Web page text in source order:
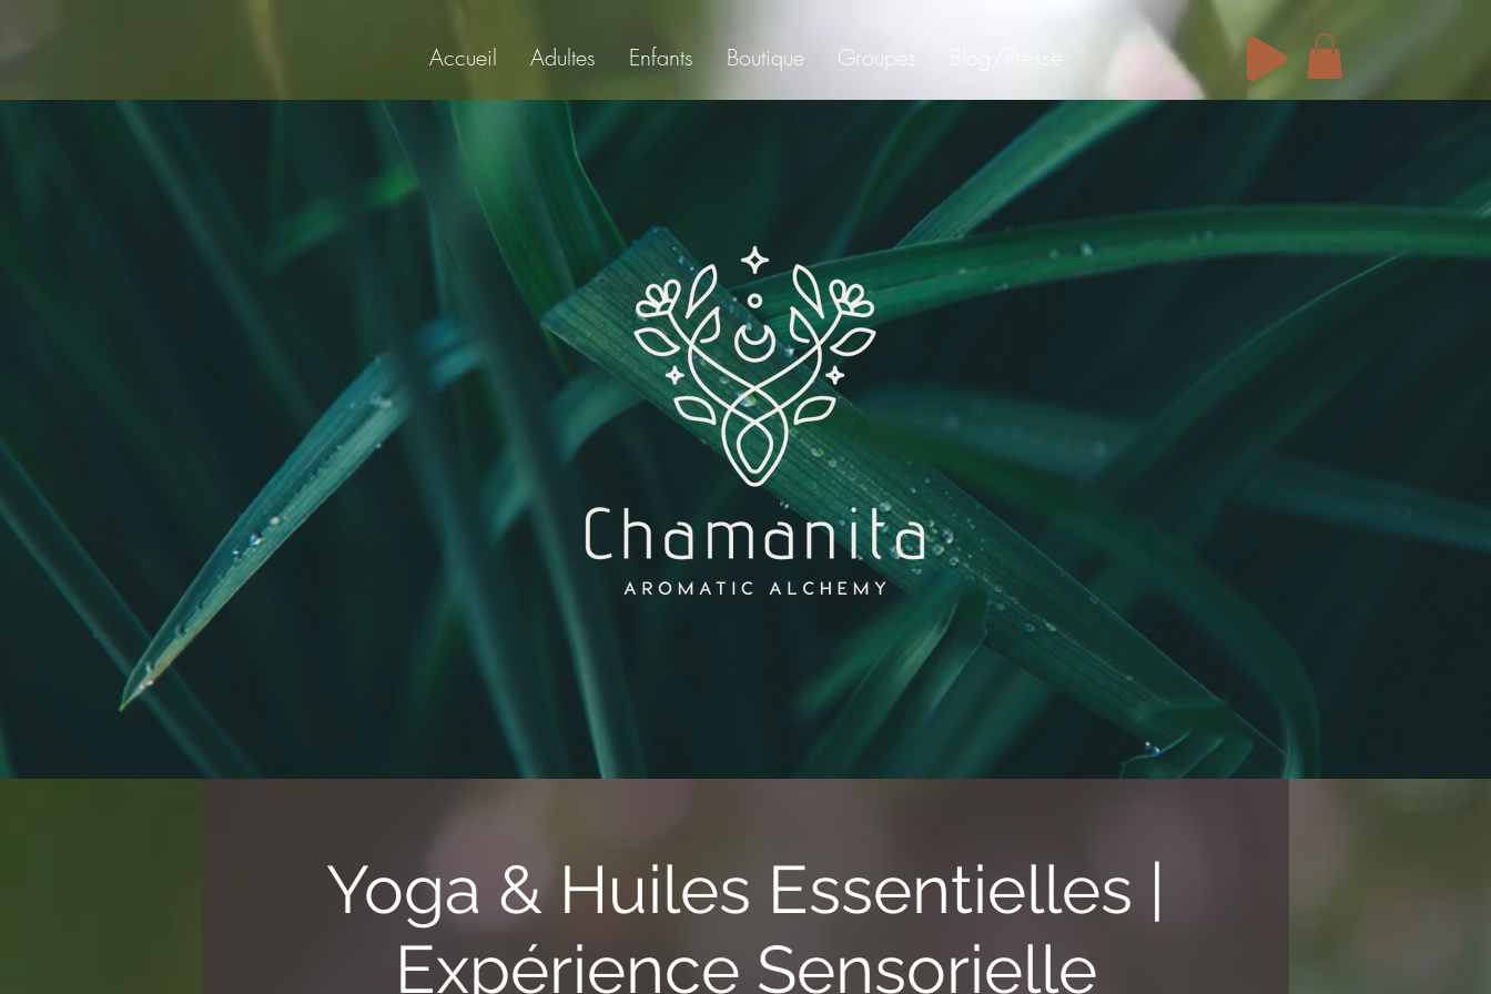
Accueil Adultes Enfants Boutique Groupes Blog/Presse
Yoga & Huiles Essentielles |
Expérience Sensorielle